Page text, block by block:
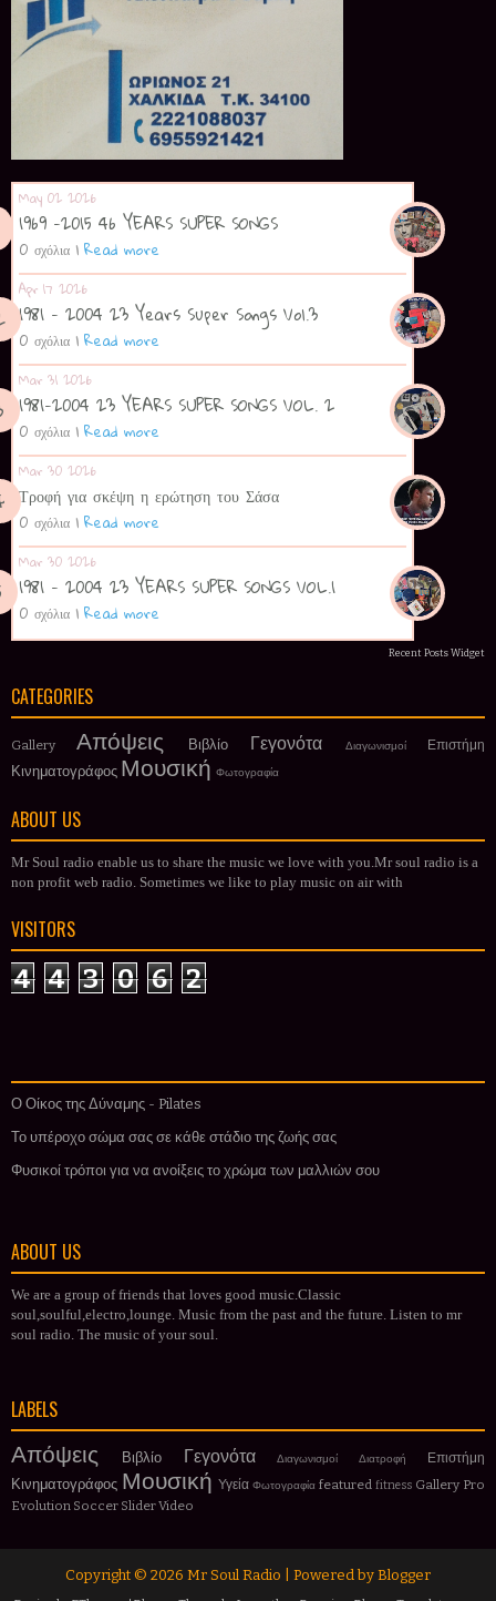
May 02 2026
1969 -2015 46 YEARS SUPER SONGS
0 σχόλια | Read more
Apr 17 2026
1981 - 2004 23 Years Super Songs Vol.3
0 σχόλια | Read more
Mar 31 2026
1981-2004 23 YEARS SUPER SONGS VOL. 2
0 σχόλια | Read more
Mar 30 2026
Τροφή για σκέψη η ερώτηση του Σάσα
0 σχόλια | Read more
Mar 30 2026
1981 - 2004 23 YEARS SUPER SONGS VOL.1
0 σχόλια | Read more
Recent Posts Widget
CATEGORIES
Gallery Απόψεις Βιβλίο Γεγονότα Διαγωνισμοί Επιστήμη
Κινηματογράφος Μουσική Φωτογραφία
ABOUT US
Mr Soul radio enable us to share the music we love with you.Mr soul radio is a
non profit web radio. Sometimes we like to play music on air with
VISITORS
4 4 3 0 6 2
Ο Οίκος της Δύναμης - Pilates
Το υπέροχο σώμα σας σε κάθε στάδιο της ζωής σας
Φυσικοί τρόποι για να ανοίξεις το χρώμα των μαλλιών σου
ABOUT US
We are a group of friends that loves good music.Classic
soul,soulful,electro,lounge. Music from the past and the future. Listen to mr
soul radio. The music of your soul.
LABELS
Απόψεις Βιβλίο Γεγονότα Διαγωνισμοί Διατροφή Επιστήμη
Κινηματογράφος Μουσική Υγεία Φωτογραφία featured fitness Gallery Pro
Evolution Soccer SliderVideo
Copyright © 2026 Mr Soul Radio | Powered by Blogger